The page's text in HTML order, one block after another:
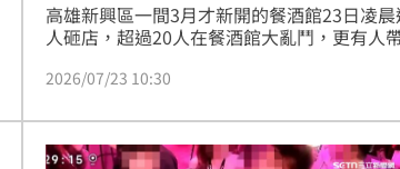
高雄新興區一間3月才新開的餐酒館23日凌晨
人砸店，超過20人在餐酒館大亂鬥，更有人
雄聖興會大哥，疑似因為與酒店股東有糾紛，
也將他們依現行犯通通逮捕！
2026/07/23 10:30